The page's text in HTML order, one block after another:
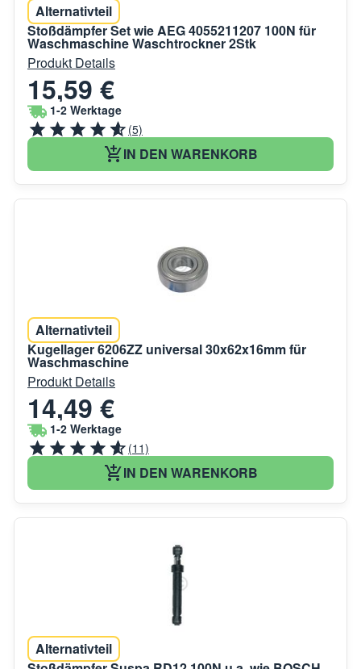
Alternativteil
Stoßdämpfer Set wie AEG 4055211207 100N für
Waschmaschine Waschtrockner 2Stk
Produkt Details
15,59 €
1-2 Werktage
(5)
IN DEN WARENKORB
Alternativteil
Kugellager 6206ZZ universal 30x62x16mm für
Waschmaschine
Produkt Details
14,49 €
1-2 Werktage
(11)
IN DEN WARENKORB
Alternativteil